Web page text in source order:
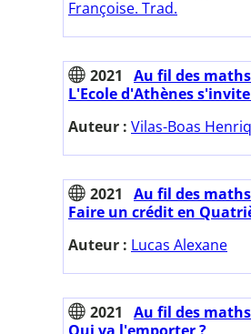
Françoise. Trad.
2021
Au fil des
L'Ecole d'Athènes
Auteur : Vilas-Boas
2021
Au fil des
Faire un crédit en
Auteur : Lucas Alexane
2021
Au fil des